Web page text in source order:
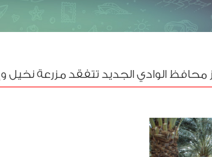
الوادي الجديد تتفقد مزرعة نخيل وإنتاج